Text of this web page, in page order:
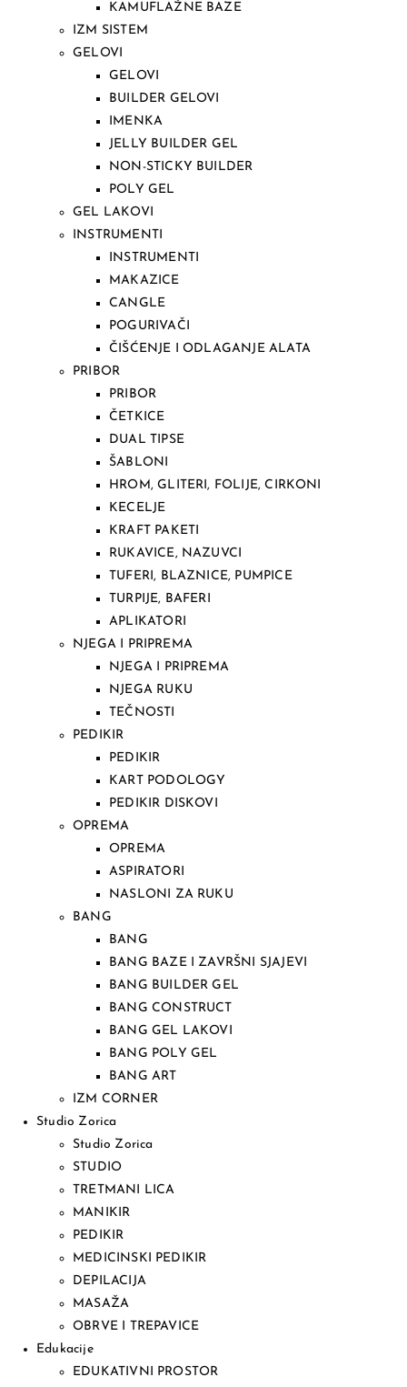
KAMUFLAŽNE BAZE
IZM SISTEM
GELOVI
GELOVI
BUILDER GELOVI
IMENKA
JELLY BUILDER GEL
NON-STICKY BUILDER
POLY GEL
GEL LAKOVI
INSTRUMENTI
INSTRUMENTI
MAKAZICE
CANGLE
POGURIVAČI
ČIŠĆENJE I ODLAGANJE ALATA
PRIBOR
PRIBOR
ČETKICE
DUAL TIPSE
ŠABLONI
HROM, GLITERI, FOLIJE, CIRKONI
KECELJE
KRAFT PAKETI
RUKAVICE, NAZUVCI
TUFERI, BLAZNICE, PUMPICE
TURPIJE, BAFERI
APLIKATORI
NJEGA I PRIPREMA
NJEGA I PRIPREMA
NJEGA RUKU
TEČNOSTI
PEDIKIR
PEDIKIR
KART PODOLOGY
PEDIKIR DISKOVI
OPREMA
OPREMA
ASPIRATORI
NASLONI ZA RUKU
BANG
BANG
BANG BAZE I ZAVRŠNI SJAJEVI
BANG BUILDER GEL
BANG CONSTRUCT
BANG GEL LAKOVI
BANG POLY GEL
BANG ART
IZM CORNER
Studio Zorica
Studio Zorica
STUDIO
TRETMANI LICA
MANIKIR
PEDIKIR
MEDICINSKI PEDIKIR
DEPILACIJA
MASAŽA
OBRVE I TREPAVICE
Edukacije
EDUKATIVNI PROSTOR